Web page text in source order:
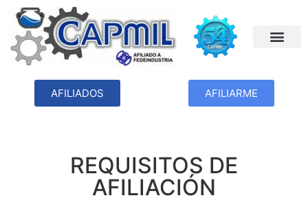
AFILIADOS AFILIARME
REQUISITOS DE
AFILIACIÓN